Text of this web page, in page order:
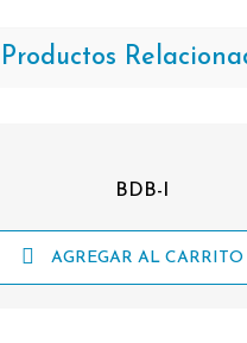
Productos
BDB-I
AGREGAR AL CARRITO